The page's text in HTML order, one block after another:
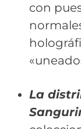
con
La